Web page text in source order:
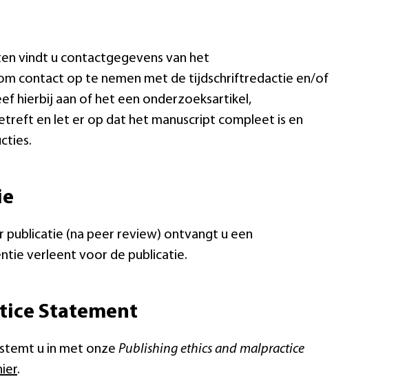
vindt u contactgegevens van het
contact op te nemen met de tijdschriftredactie en/of
hierbij aan of het een onderzoeksartikel,
en let er op dat het manuscript compleet is en
publicatie (na peer review) ontvangt u een
verleent voor de publicatie.
Statement
u in met onze Publishing ethics and malpractice
.